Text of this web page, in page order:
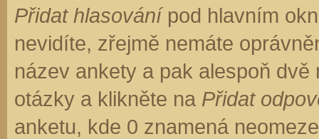
Přidat hlasovánípod hlavním
nevidíte, zřejmě nemáte
název ankety a pak alespoň
otázky a klikněte na Přidat
anketu, kde 0 znamená